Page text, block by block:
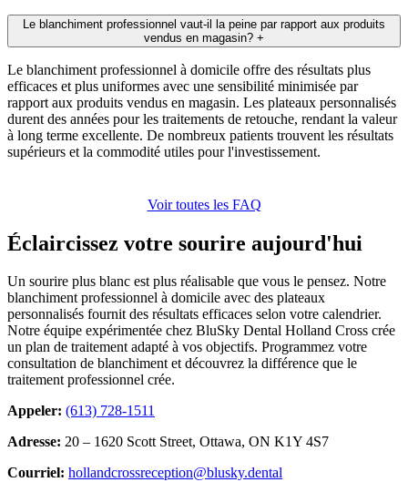
Le blanchiment professionnel vaut-il la peine par rapport aux produits
vendus en magasin? +
Le blanchiment professionnel à domicile offre des résultats plus
efficaces et plus uniformes avec une sensibilité minimisée par
rapport aux produits vendus en magasin. Les plateaux personnalisés
durent des années pour les traitements de retouche, rendant la valeur
à long terme excellente. De nombreux patients trouvent les résultats
supérieurs et la commodité utiles pour l'investissement.
Voir toutes les FAQ
Éclaircissez votre sourire aujourd'hui
Un sourire plus blanc est plus réalisable que vous le pensez. Notre
blanchiment professionnel à domicile avec des plateaux
personnalisés fournit des résultats efficaces selon votre calendrier.
Notre équipe expérimentée chez BluSky Dental Holland Cross crée
un plan de traitement adapté à vos objectifs. Programmez votre
consultation de blanchiment et découvrez la différence que le
traitement professionnel crée.
Appeler: (613) 728-1511
Adresse: 20 – 1620 Scott Street, Ottawa, ON K1Y 4S7
Courriel: hollandcrossreception@blusky.dental